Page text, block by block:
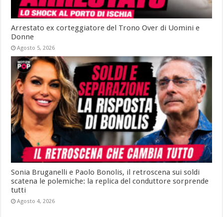
Arrestato ex corteggiatore del Trono Over di Uomini e
Donne
Agosto 5, 2026
Sonia Bruganelli e Paolo Bonolis, il retroscena sui soldi
scatena le polemiche: la replica del conduttore sorprende
tutti
Agosto 4, 2026